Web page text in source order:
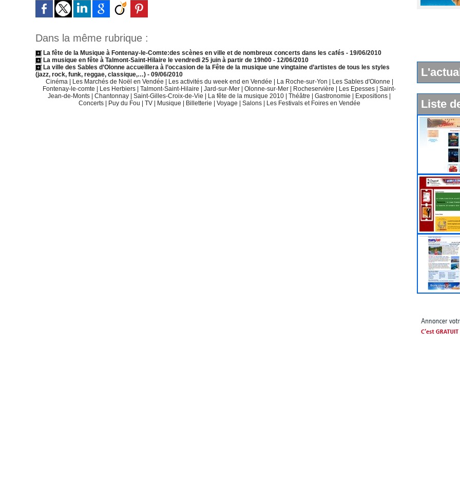
Dans la même rubrique :
La fête de la Musique à Fontenay-le-Comte:des scènes en ville et de nombreux concerts dans les cafés - 19/06/2010
La musique en fête à Talmont-Saint-Hilaire le vendredi 25 juin à partir de 19h00 - 12/06/2010
La ville des Sables d’Olonne accueillera à l’occasion de la Fête de la musique une vingtaine d’artistes de tous les styles
(jazz, rock, funk, reggae, classique,…) - 09/06/2010
Cinéma
Les Marchés de Noël en Vendée Les activités du week end en Vendée La Roche-sur-Yon Les Sables d'Olonne
Fontenay-le-comte
Les Herbiers Talmont-Saint-Hilaire Jard-sur-Mer Olonne-sur-Mer Rocheservière Les Epesses
Saint-
Jean-de-Monts
Chantonnay Saint-Gilles-Croix-de-Vie La fête de la musique 2010 Théâtre Gastronomie Expositions
Concerts
Puy du Fou TV Musique Billetterie Voyage Salons Les Festivals et Foires en Vendée Liste